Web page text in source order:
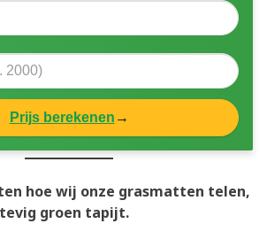
Prijs berekenen →
hoe wij onze grasmatten telen,
groen tapijt.